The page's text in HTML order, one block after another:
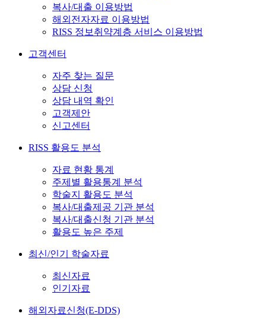
복사/대출 이용방법
해외전자자료 이용방법
RISS 정보취약계층 서비스 이용방법
고객센터
자주 찾는 질문
상담 신청
상담 내역 확인
고객제안
신고센터
RISS 활용도 분석
자료 현황 통계
주제별 활용통계 분석
학술지 활용도 분석
복사/대출제공 기관 분석
복사/대출신청 기관 분석
활용도 높은 주제
최신/인기 학술자료
최신자료
인기자료
해외자료신청(E-DDS)